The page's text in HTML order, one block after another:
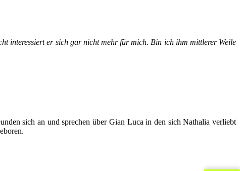
interessiert er sich gar nicht mehr für mich. Bin ich ihm mittlerer Weile
sich an und sprechen über Gian Luca in den sich Nathalia verliebt